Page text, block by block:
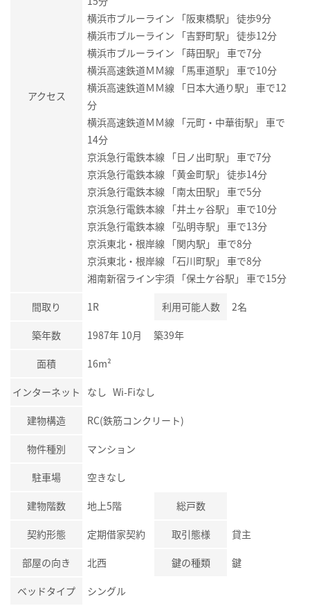
アクセス
横浜市ブルーライン 「阪東橋駅」 徒歩9分
横浜市ブルーライン 「吉野町駅」 徒歩12分
横浜市ブルーライン 「蒔田駅」 車で7分
横浜高速鉄道ＭＭ線 「馬車道駅」 車で10分
横浜高速鉄道ＭＭ線 「日本大通り駅」 車で12
分
横浜高速鉄道ＭＭ線 「元町・中華街駅」 車で
14分
京浜急行電鉄本線 「日ノ出町駅」 車で7分
京浜急行電鉄本線 「黄金町駅」 徒歩14分
京浜急行電鉄本線 「南太田駅」 車で5分
京浜急行電鉄本線 「井土ヶ谷駅」 車で10分
京浜急行電鉄本線 「弘明寺駅」 車で13分
京浜東北・根岸線 「関内駅」 車で8分
京浜東北・根岸線 「石川町駅」 車で8分
湘南新宿ライン宇須 「保土ケ谷駅」 車で15分
間取り 1R 利用可能人数 2名
築年数 1987年 10月 築39年
面積 16m²
インターネット なし Wi-Fiなし
建物構造 RC(鉄筋コンクリート)
物件種別 マンション
駐車場 空きなし
建物階数 地上5階 総戸数
契約形態 定期借家契約 取引態様 貸主
部屋の向き 北西 鍵の種類 鍵
ベッドタイプ シングル